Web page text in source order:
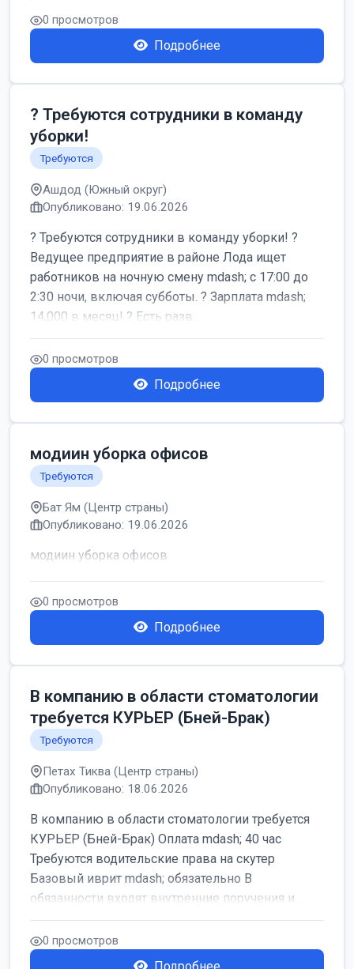
0 просмотров
Подробнее
? Требуются сотрудники в команду
уборки!
Требуются
Ашдод (Южный округ)
Опубликовано: 19.06.2026
? Требуются сотрудники в команду уборки! ?
Ведущее предприятие в районе Лода ищет
работников на ночную смену mdash; с 17:00 до
2:30 ночи, включая субботы. ? Зарплата mdash;
14,000 в месяц! ? Есть разв...
0 просмотров
Подробнее
модиин уборка офисов
Требуются
Бат Ям (Центр страны)
Опубликовано: 19.06.2026
модиин уборка офисов
0 просмотров
Подробнее
В компанию в области стоматологии
требуется КУРЬЕР (Бней-Брак)
Требуются
Петах Тиква (Центр страны)
Опубликовано: 18.06.2026
В компанию в области стоматологии требуется
КУРЬЕР (Бней-Брак) Оплата mdash; 40 час
Требуются водительские права на скутер
Базовый иврит mdash; обязательно В
обязанности входят внутренние поручения и ...
0 просмотров